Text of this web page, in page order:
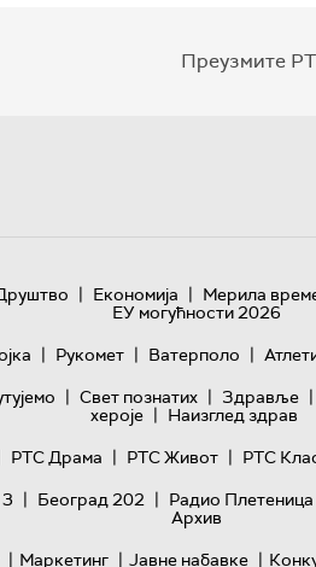
Преузмите
| Економија | Мерила
ЕУ могућности 2026
| Рукомет | Ватерполо |
| Свет познатих | Здравље |
хероје | Наизглед здрав
РТС Драма | РТС Живот | РТС
| Београд 202 | Радио Плетеница
Архив
| Маркетинг | Јавне набавке |